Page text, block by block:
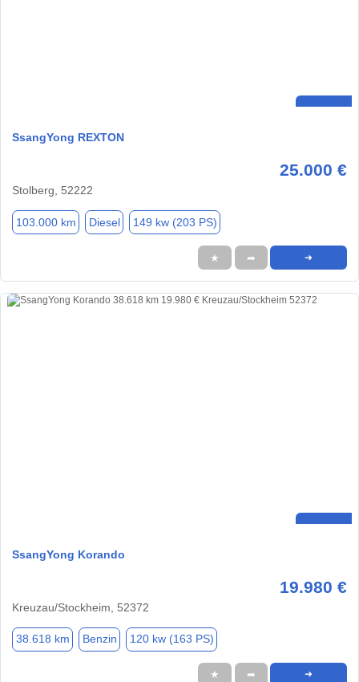
SsangYong REXTON
25.000 €
Stolberg, 52222
103.000 km Diesel 149 kw (203 PS)
★ ➦ ➜
SsangYong Korando
19.980 €
Kreuzau/Stockheim, 52372
38.618 km Benzin 120 kw (163 PS)
★ ➦ ➜